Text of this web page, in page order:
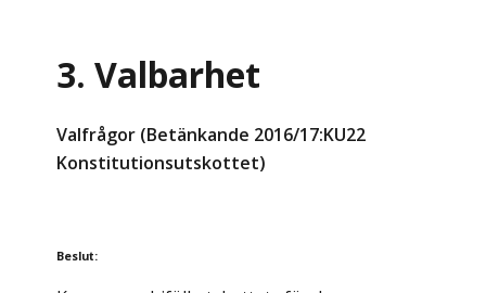
3. Valbarhet
Valfrågor (Betänkande 2016/17:KU22
Konstitutionsutskottet)
Beslut: